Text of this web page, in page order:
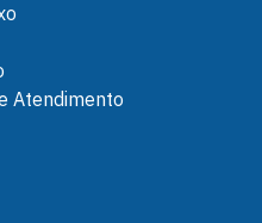
Atendimento